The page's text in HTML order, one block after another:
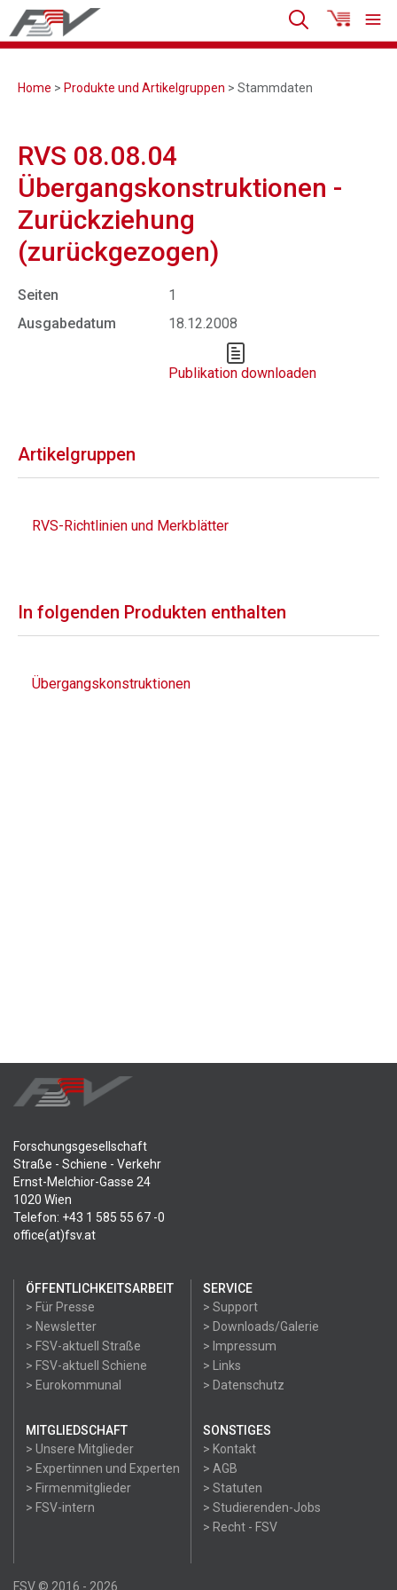
Home > Produkte und Artikelgruppen > Stammdaten
RVS 08.08.04
Übergangskonstruktionen -
Zurückziehung
(zurückgezogen)
Seiten
1
Ausgabedatum
18.12.2008
Publikation downloaden
Artikelgruppen
RVS-Richtlinien und Merkblätter
In folgenden Produkten enthalten
Übergangskonstruktionen
Forschungsgesellschaft
Straße - Schiene - Verkehr
Ernst-Melchior-Gasse 24
1020 Wien
Telefon: +43 1 585 55 67 -0
office(at)fsv.at
ÖFFENTLICHKEITSARBEIT
> Für Presse
> Newsletter
> FSV-aktuell Straße
> FSV-aktuell Schiene
> Eurokommunal
SERVICE
> Support
> Downloads/Galerie
> Impressum
> Links
> Datenschutz
MITGLIEDSCHAFT
> Unsere Mitglieder
> Expertinnen und Experten
> Firmenmitglieder
> FSV-intern
SONSTIGES
> Kontakt
> AGB
> Statuten
> Studierenden-Jobs
> Recht - FSV
FSV © 2016 - 2026